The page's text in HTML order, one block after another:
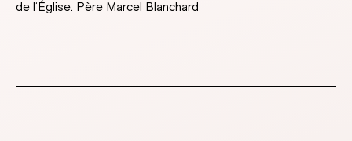
de l’Église. Père Marcel Blanchard